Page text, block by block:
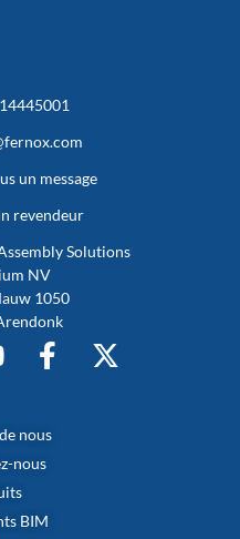
un message
revendeur
Solutions
NV
1050
nous
nous
BIM